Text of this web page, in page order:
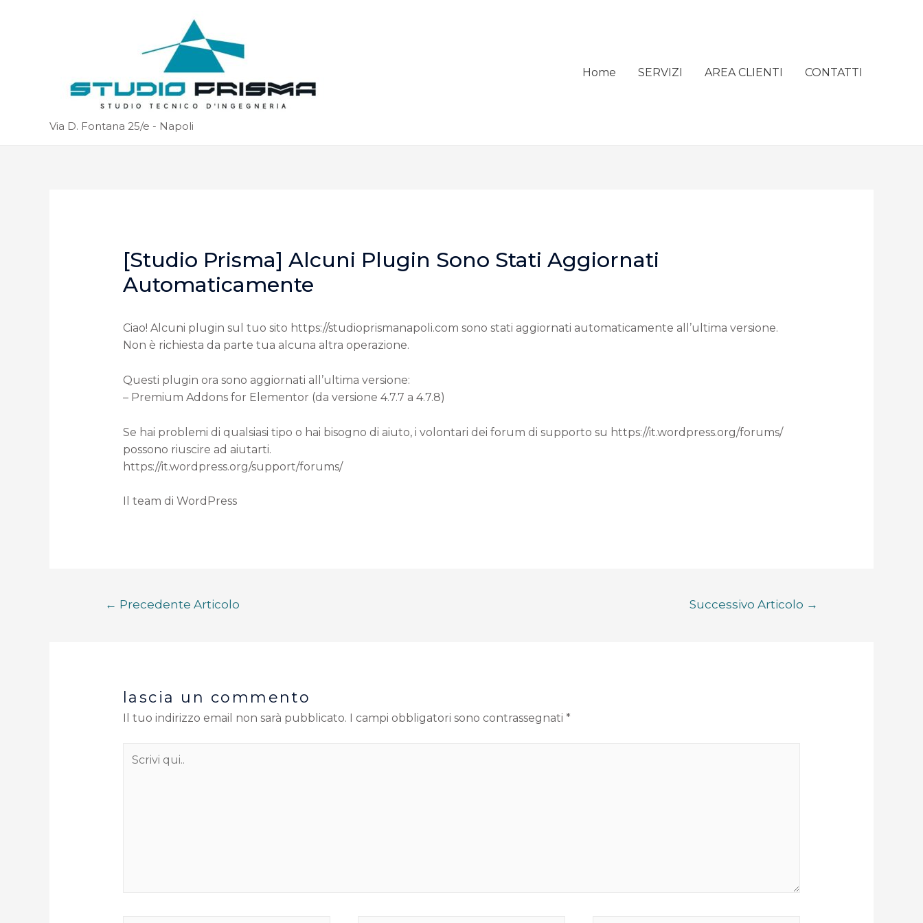
Via D. Fontana 25/e - Napoli
Home SERVIZI AREA CLIENTI CONTATTI
[Studio Prisma] Alcuni Plugin Sono Stati Aggiornati
Automaticamente
Ciao! Alcuni plugin sul tuo sito https://studioprismanapoli.com sono stati aggiornati automaticamente all’ultima versione.
Non è richiesta da parte tua alcuna altra operazione.
Questi plugin ora sono aggiornati all’ultima versione:
– Premium Addons for Elementor (da versione 4.7.7 a 4.7.8)
Se hai problemi di qualsiasi tipo o hai bisogno di aiuto, i volontari dei forum di supporto su https://it.wordpress.org/forums/
possono riuscire ad aiutarti.
https://it.wordpress.org/support/forums/
Il team di WordPress
← Precedente Articolo Successivo Articolo →
lascia un commento
Il tuo indirizzo email non sarà pubblicato. I campi obbligatori sono contrassegnati *